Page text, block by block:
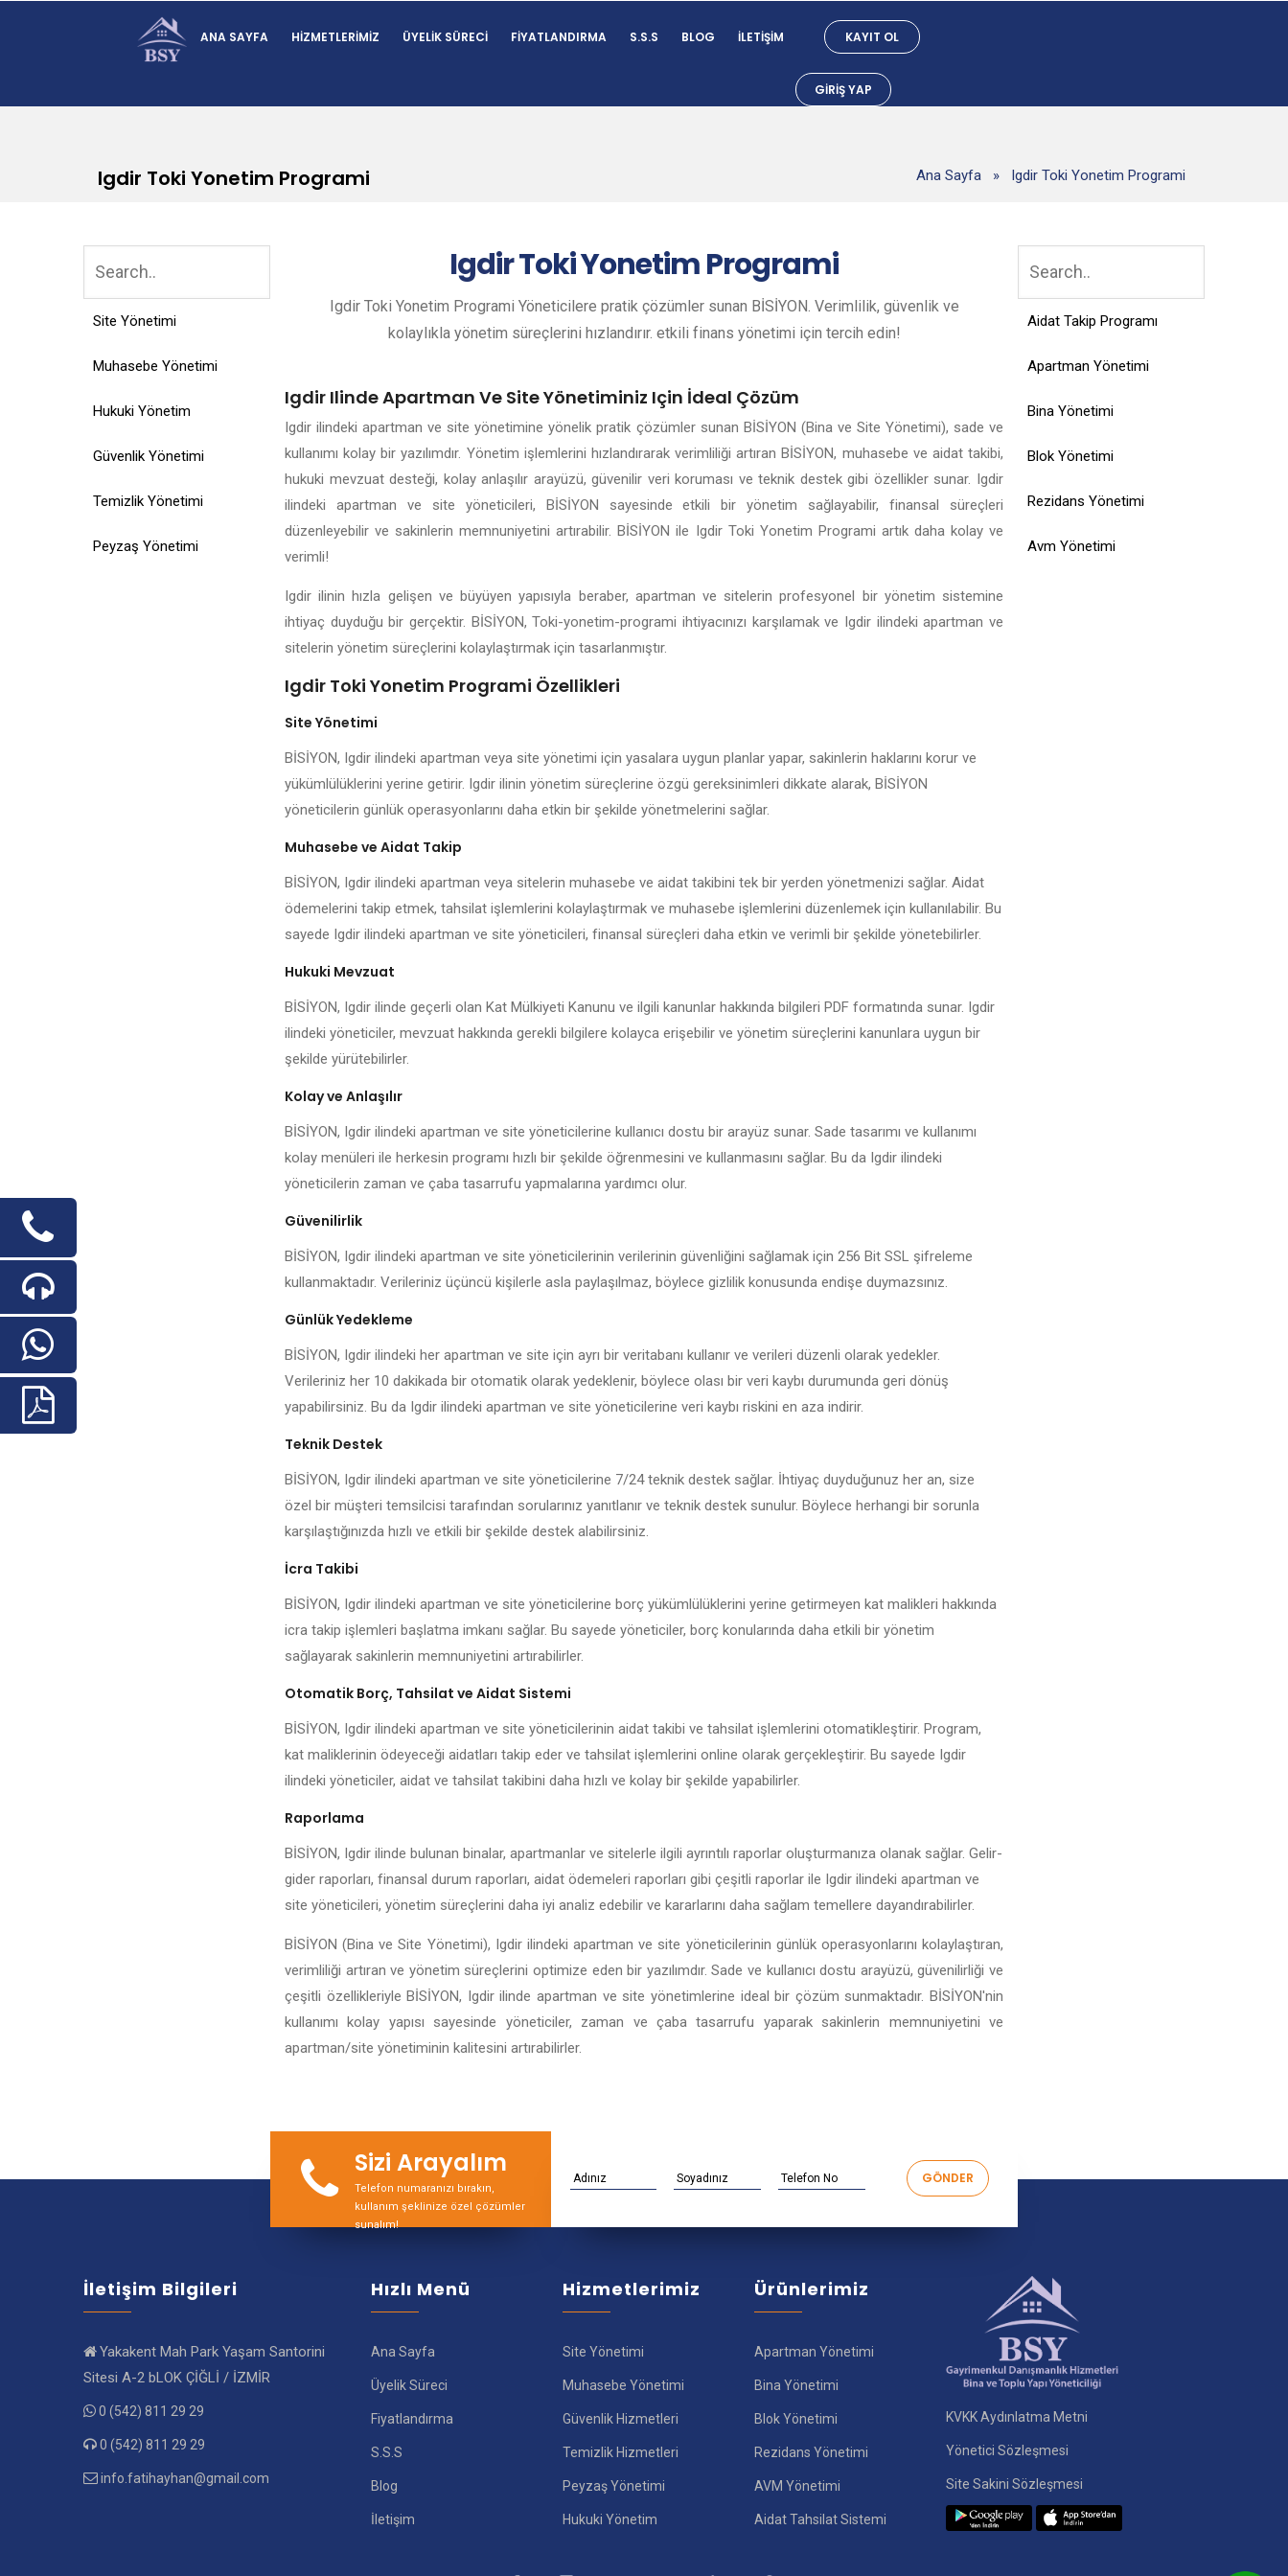
ANA SAYFA HIZMETLERIMIZ ÜYELIK SÜRECI FIYATLANDIRMA S.S.S BLOG İLETIŞIM KAYIT OL
GIRIŞ YAP
Igdir Toki Yonetim Programi Ana Sayfa » Igdir Toki Yonetim Programi
Site Yönetimi
Muhasebe Yönetimi
Hukuki Yönetim
Güvenlik Yönetimi
Temizlik Yönetimi
Peyzaş Yönetimi
IgdirToki Yonetim Programi
Igdir Toki Yonetim Programi Yöneticilere pratik çözümler sunan BİSİYON. Verimlilik, güvenlik ve
kolaylıkla yönetim süreçlerini hızlandırır. etkili finans yönetimi için tercih edin!
Igdir Ilinde Apartman Ve Site Yönetiminiz Için İdeal Çözüm
Igdir ilindeki apartman ve site yönetimine yönelik pratik çözümler sunan BİSİYON (Bina ve Site Yönetimi), sade ve
kullanımı kolay bir yazılımdır. Yönetim işlemlerini hızlandırarak verimliliği artıran BİSİYON, muhasebe ve aidat takibi,
hukuki mevzuat desteği, kolay anlaşılır arayüzü, güvenilir veri koruması ve teknik destek gibi özellikler sunar. Igdir
ilindeki apartman ve site yöneticileri, BİSİYON sayesinde etkili bir yönetim sağlayabilir, finansal süreçleri
düzenleyebilir ve sakinlerin memnuniyetini artırabilir. BİSİYON ile Igdir Toki Yonetim Programi artık daha kolay ve
verimli!
Igdir ilinin hızla gelişen ve büyüyen yapısıyla beraber, apartman ve sitelerin profesyonel bir yönetim sistemine
ihtiyaç duyduğu bir gerçektir. BİSİYON, Toki-yonetim-programi ihtiyacınızı karşılamak ve Igdir ilindeki apartman ve
sitelerin yönetim süreçlerini kolaylaştırmak için tasarlanmıştır.
Igdir Toki Yonetim Programi Özellikleri
Site Yönetimi
BİSİYON, Igdir ilindeki apartman veya site yönetimi için yasalara uygun planlar yapar, sakinlerin haklarını korur ve
yükümlülüklerini yerine getirir. Igdir ilinin yönetim süreçlerine özgü gereksinimleri dikkate alarak, BİSİYON
yöneticilerin günlük operasyonlarını daha etkin bir şekilde yönetmelerini sağlar.
Muhasebe ve Aidat Takip
BİSİYON, Igdir ilindeki apartman veya sitelerin muhasebe ve aidat takibini tek bir yerden yönetmenizi sağlar. Aidat
ödemelerini takip etmek, tahsilat işlemlerini kolaylaştırmak ve muhasebe işlemlerini düzenlemek için kullanılabilir. Bu
sayede Igdir ilindeki apartman ve site yöneticileri, finansal süreçleri daha etkin ve verimli bir şekilde yönetebilirler.
Hukuki Mevzuat
BİSİYON, Igdir ilinde geçerli olan Kat Mülkiyeti Kanunu ve ilgili kanunlar hakkında bilgileri PDF formatında sunar. Igdir
ilindeki yöneticiler, mevzuat hakkında gerekli bilgilere kolayca erişebilir ve yönetim süreçlerini kanunlara uygun bir
şekilde yürütebilirler.
Kolay ve Anlaşılır
BİSİYON, Igdir ilindeki apartman ve site yöneticilerine kullanıcı dostu bir arayüz sunar. Sade tasarımı ve kullanımı
kolay menüleri ile herkesin programı hızlı bir şekilde öğrenmesini ve kullanmasını sağlar. Bu da Igdir ilindeki
yöneticilerin zaman ve çaba tasarrufu yapmalarına yardımcı olur.
Güvenilirlik
BİSİYON, Igdir ilindeki apartman ve site yöneticilerinin verilerinin güvenliğini sağlamak için 256 Bit SSL şifreleme
kullanmaktadır. Verileriniz üçüncü kişilerle asla paylaşılmaz, böylece gizlilik konusunda endişe duymazsınız.
Günlük Yedekleme
BİSİYON, Igdir ilindeki her apartman ve site için ayrı bir veritabanı kullanır ve verileri düzenli olarak yedekler.
Verileriniz her 10 dakikada bir otomatik olarak yedeklenir, böylece olası bir veri kaybı durumunda geri dönüş
yapabilirsiniz. Bu da Igdir ilindeki apartman ve site yöneticilerine veri kaybı riskini en aza indirir.
Teknik Destek
BİSİYON, Igdir ilindeki apartman ve site yöneticilerine 7/24 teknik destek sağlar. İhtiyaç duyduğunuz her an, size
özel bir müşteri temsilcisi tarafından sorularınız yanıtlanır ve teknik destek sunulur. Böylece herhangi bir sorunla
karşılaştığınızda hızlı ve etkili bir şekilde destek alabilirsiniz.
İcra Takibi
BİSİYON, Igdir ilindeki apartman ve site yöneticilerine borç yükümlülüklerini yerine getirmeyen kat malikleri hakkında
icra takip işlemleri başlatma imkanı sağlar. Bu sayede yöneticiler, borç konularında daha etkili bir yönetim
sağlayarak sakinlerin memnuniyetini artırabilirler.
Otomatik Borç, Tahsilat ve Aidat Sistemi
BİSİYON, Igdir ilindeki apartman ve site yöneticilerinin aidat takibi ve tahsilat işlemlerini otomatikleştirir. Program,
kat maliklerinin ödeyeceği aidatları takip eder ve tahsilat işlemlerini online olarak gerçekleştirir. Bu sayede Igdir
ilindeki yöneticiler, aidat ve tahsilat takibini daha hızlı ve kolay bir şekilde yapabilirler.
Raporlama
BİSİYON, Igdir ilinde bulunan binalar, apartmanlar ve sitelerle ilgili ayrıntılı raporlar oluşturmanıza olanak sağlar. Gelir-
gider raporları, finansal durum raporları, aidat ödemeleri raporları gibi çeşitli raporlar ile Igdir ilindeki apartman ve
site yöneticileri, yönetim süreçlerini daha iyi analiz edebilir ve kararlarını daha sağlam temellere dayandırabilirler.
BİSİYON (Bina ve Site Yönetimi), Igdir ilindeki apartman ve site yöneticilerinin günlük operasyonlarını kolaylaştıran,
verimliliği artıran ve yönetim süreçlerini optimize eden bir yazılımdır. Sade ve kullanıcı dostu arayüzü, güvenilirliği ve
çeşitli özellikleriyle BİSİYON, Igdir ilinde apartman ve site yönetimlerine ideal bir çözüm sunmaktadır. BİSİYON'nin
kullanımı kolay yapısı sayesinde yöneticiler, zaman ve çaba tasarrufu yaparak sakinlerin memnuniyetini ve
apartman/site yönetiminin kalitesini artırabilirler.
Aidat Takip Programı
Apartman Yönetimi
Bina Yönetimi
Blok Yönetimi
Rezidans Yönetimi
Avm Yönetimi
Sizi Arayalım
Telefon numaranızı bırakın,
kullanım şeklinize özel çözümler
sunalım!
İletişim Bilgileri
Yakakent Mah Park Yaşam Santorini
Sitesi A-2 bLOK ÇİĞLİ / İZMİR
0 (542) 811 29 29
0 (542) 811 29 29
info.fatihayhan@gmail.com
Hızlı Menü
Ana Sayfa
Üyelik Süreci
Fiyatlandırma
S.S.S
Blog
İletişim
Hizmetlerimiz
Site Yönetimi
Muhasebe Yönetimi
Güvenlik Hizmetleri
Temizlik Hizmetleri
Peyzaş Yönetimi
Hukuki Yönetim
Ürünlerimiz
Apartman Yönetimi
Bina Yönetimi
Blok Yönetimi
Rezidans Yönetimi
AVM Yönetimi
Aidat Tahsilat Sistemi
KVKK Aydınlatma Metni
Yönetici Sözleşmesi
Site Sakini Sözleşmesi